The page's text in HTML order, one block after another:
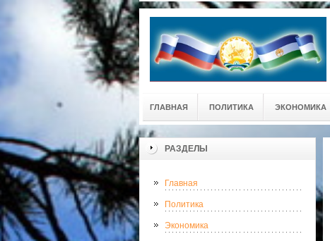
ГЛАВНАЯ ПОЛИТИКА ЭКОНОМИКА
РАЗДЕЛЫ
Главная
Политика
Экономика